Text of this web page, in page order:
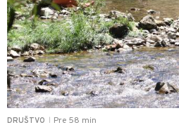
DRUŠTVO Pre 58 min